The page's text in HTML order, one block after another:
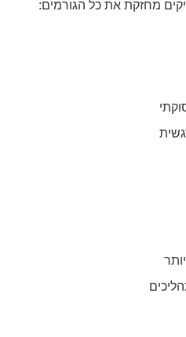
מחזקת את כל הגורמים: